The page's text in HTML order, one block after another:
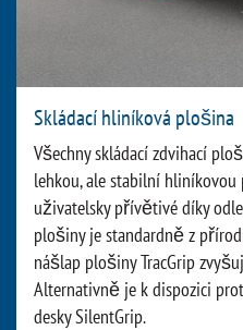
Skládací hliníková plošina
Všechny skládací zdvihací
lehkou, ale stabilní
uživatelsky přívětivé díky
plošiny je standardně z
nášlap plošiny TracGrip
Alternativně je k dispozici
desky SilentGrip.